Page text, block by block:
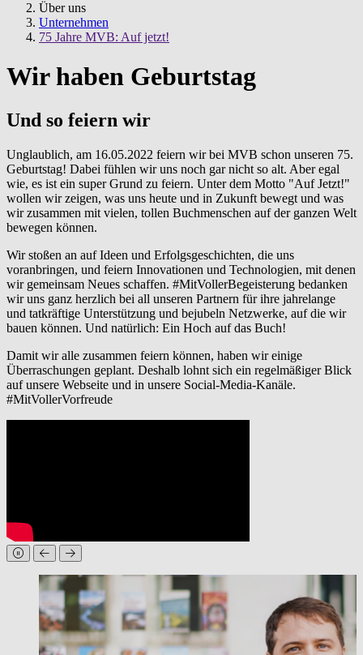
Über uns
Unternehmen
75 Jahre MVB: Auf jetzt!
Wir haben Geburtstag
Und so feiern wir
Unglaublich, am 16.05.2022 feiern wir bei MVB schon unseren 75.
Geburtstag! Dabei fühlen wir uns noch gar nicht so alt. Aber egal
wie, es ist ein super Grund zu feiern. Unter dem Motto "Auf Jetzt!"
wollen wir zeigen, was uns heute und in Zukunft bewegt und was
wir zusammen mit vielen, tollen Buchmenschen auf der ganzen Welt
bewegen können.
Wir stoßen an auf Ideen und Erfolgsgeschichten, die uns
voranbringen, und feiern Innovationen und Technologien, mit denen
wir gemeinsam Neues schaffen. #MitVollerBegeisterung bedanken
wir uns ganz herzlich bei all unseren Partnern für ihre jahrelange
und tatkräftige Unterstützung und bejubeln Netzwerke, auf die wir
bauen können. Und natürlich: Ein Hoch auf das Buch!
Damit wir alle zusammen feiern können, haben wir einige
Überraschungen geplant. Deshalb lohnt sich ein regelmäßiger Blick
auf unsere Webseite und in unsere Social-Media-Kanäle.
#MitVollerVorfreude